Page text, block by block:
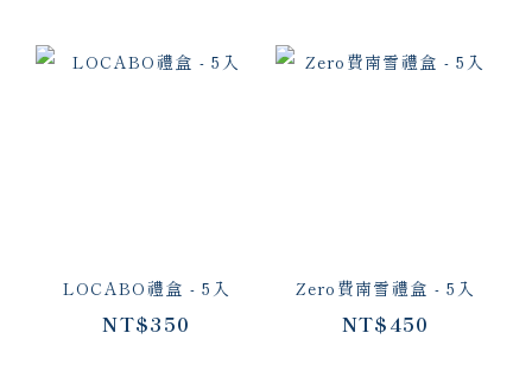
LOCABO禮盒 - 5入
NT$350
Zero費南雪禮盒 - 5入
NT$450